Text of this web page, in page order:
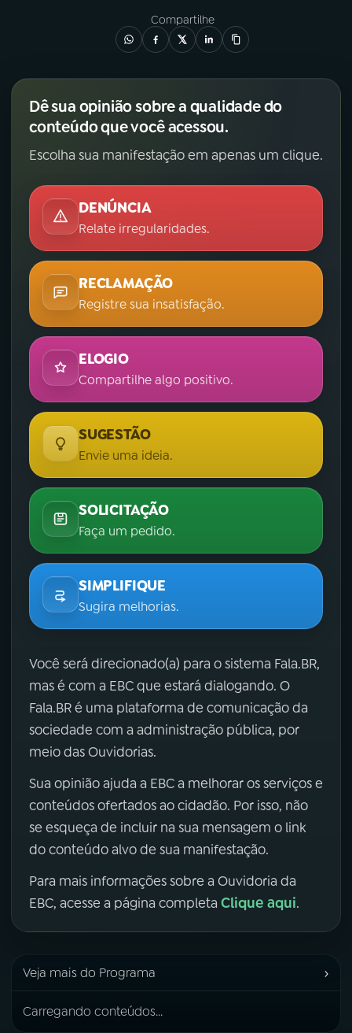
Compartilhe
Dê sua opinião sobre a qualidade do
conteúdo que você acessou.
Escolha sua manifestação em apenas um clique.
DENÚNCIA
Relate irregularidades.
RECLAMAÇÃO
Registre sua insatisfação.
ELOGIO
Compartilhe algo positivo.
SUGESTÃO
Envie uma ideia.
SOLICITAÇÃO
Faça um pedido.
SIMPLIFIQUE
Sugira melhorias.
Você será direcionado(a) para o sistema Fala.BR,
mas é com a EBC que estará dialogando. O
Fala.BR é uma plataforma de comunicação da
sociedade com a administração pública, por
meio das Ouvidorias.
Sua opinião ajuda a EBC a melhorar os serviços e
conteúdos ofertados ao cidadão. Por isso, não
se esqueça de incluir na sua mensagem o link
do conteúdo alvo de sua manifestação.
Para mais informações sobre a Ouvidoria da
EBC, acesse a página completa Clique aqui.
Veja mais do Programa ›
Carregando conteúdos...